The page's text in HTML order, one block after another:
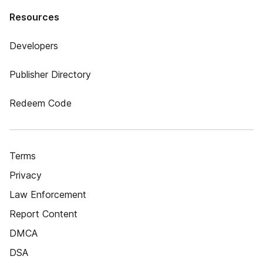
Resources
Developers
Publisher Directory
Redeem Code
Terms
Privacy
Law Enforcement
Report Content
DMCA
DSA